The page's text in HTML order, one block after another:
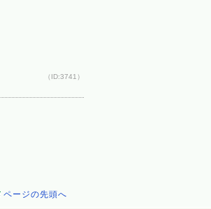
（ID:3741）
ページの先頭へ